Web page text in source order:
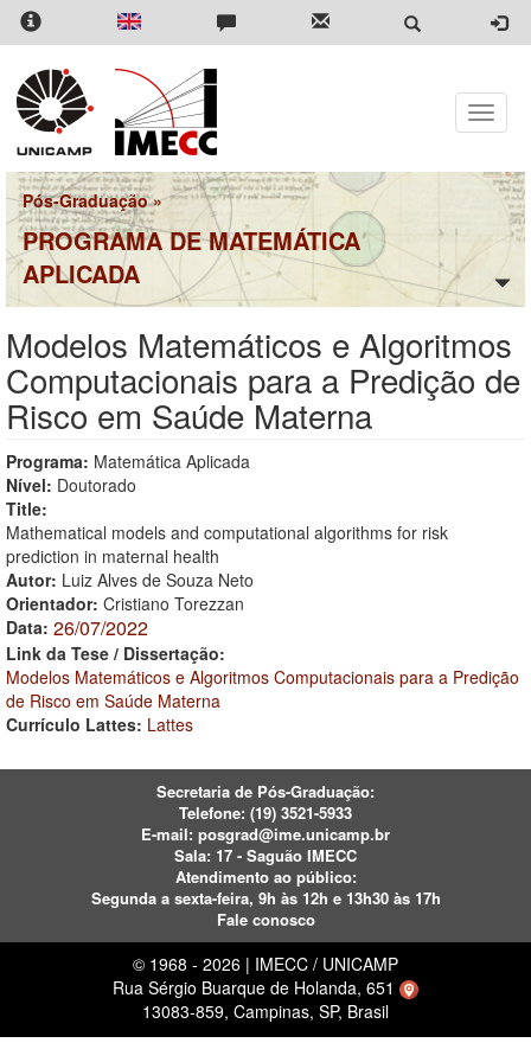
Pular
para
conteúdo
principal
Toggle
Pós-Graduação»
PROGRAMA DE MATEMÁTICA
APLICADA
Modelos Matemáticos e Algoritmos
Computacionais para a Predição de
Risco em Saúde Materna
Programa: Matemática Aplicada
Nível: Doutorado
Title:
Mathematical models and computational algorithms for risk
prediction in maternal health
Autor: Luiz Alves de Souza Neto
Orientador: Cristiano Torezzan
Data: 26/07/2022
Link da Tese / Dissertação:
Modelos Matemáticos e Algoritmos Computacionais para a Predição
de Risco em Saúde Materna
Currículo Lattes: Lattes
Secretaria de Pós-Graduação:
Telefone: (19) 3521-5933
E-mail: posgrad@ime.unicamp.br
Sala: 17 - Saguão IMECC
Atendimento ao público:
Segunda a sexta-feira, 9h às 12h e 13h30 às 17h
Fale conosco
© 1968 - 2026 | IMECC / UNICAMP
Rua Sérgio Buarque de Holanda, 651
13083-859, Campinas, SP, Brasil